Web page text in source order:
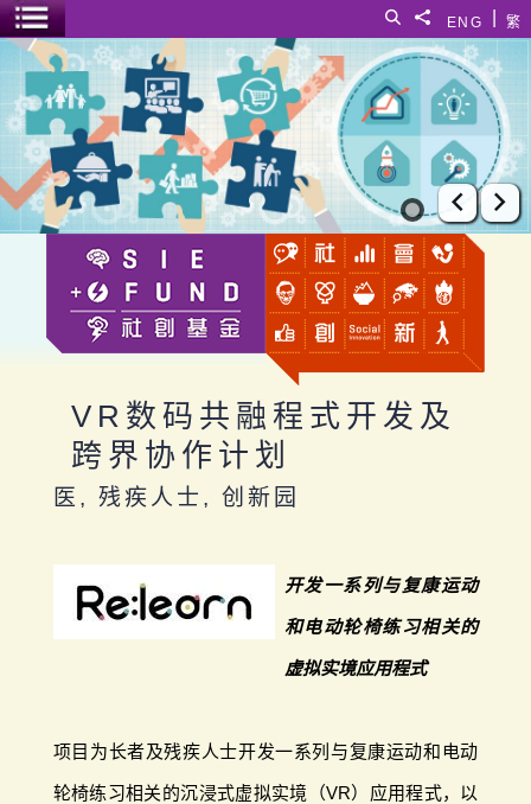
繁
ENG
分享給
搜寻
菜单开关
VR数码共融程式开发及跨界协作计划
上一张
下
VR数码共融程式开发及
跨界协作计划
医, 残疾人士, 创新园
开发一系列与复康运动
和电动轮椅练习相关的
虚拟实境应用程式
项目为长者及残疾人士开发一系列与复康运动和电动
轮椅练习相关的沉浸式虚拟实境（VR）应用程式，以